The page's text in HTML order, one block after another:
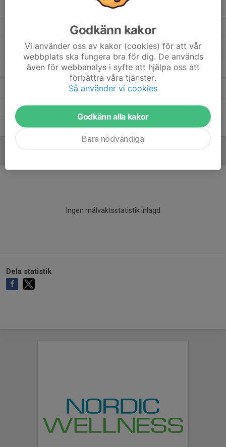
Elliot Lejon 3 0
Elias Beckovic Jonsson 7 0 0 0
Ebbot Jansson Söderström 8 0 0 0
David Dahlin 6 0
Anton Lindström 2 0 0 0 0
Alfred Karell 4 0 0 0 0
Ingen målvaktsstatistik inlagd
Dela statistik
Godkänn kakor
Vi använder oss av kakor (cookies) för att vår
webbplats ska fungera bra för dig. De används
även för webbanalys i syfte att hjälpa oss att
förbättra våra tjänster.
Så använder vi cookies
Godkänn alla kakor
Bara nödvändiga